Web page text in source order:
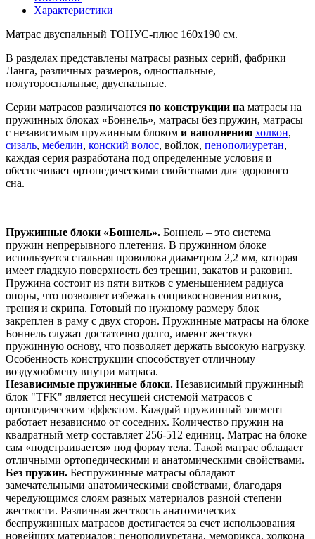
Характеристики
Матрас двуспальный ТОНУС-плюс 160х190 см.
В разделах представлены матрасы разных серий, фабрики
Ланга, различных размеров, односпальные,
полутороспальные, двуспальные.
Серии матрасов различаются по конструкции на матрасы на
пружинных блоках «Боннель», матрасы без пружин, матрасы
с независимым пружинным блоком и наполнению холкон,
сизаль, мебелин, конский волос, войлок, пенополиуретан,
каждая серия разработана под определенные условия и
обеспечивает ортопедическими свойствами для здорового
сна.
Пружинные блоки «Боннель». Боннель – это система
пружин непрерывного плетения. В пружинном блоке
используется стальная проволока диаметром 2,2 мм, которая
имеет гладкую поверхность без трещин, закатов и раковин.
Пружина состоит из пяти витков с уменьшением радиуса
опоры, что позволяет избежать соприкосновения витков,
трения и скрипа. Готовый по нужному размеру блок
закреплен в раму с двух сторон. Пружинные матрасы на блоке
Боннель служат достаточно долго, имеют жесткую
пружинную основу, что позволяет держать высокую нагрузку.
Особенность конструкции способствует отличному
воздухообмену внутри матраса.
Независимые пружинные блоки. Независимый пружинный
блок "TFK" является несущей системой матрасов с
ортопедическим эффектом. Каждый пружинный элемент
работает независимо от соседних. Количество пружин на
квадратный метр составляет 256-512 единиц. Матрас на блоке
сам «подстраивается» под форму тела. Такой матрас обладает
отличными ортопедическими и анатомическими свойствами.
Без пружин. Беспружинные матрасы обладают
замечательными анатомическими свойствами, благодаря
чередующимся слоям разных материалов разной степени
жесткости. Различная жесткость анатомических
беспружинных матрасов достигается за счет использования
новейших материалов: пенополиуретана, меморикса, холкона